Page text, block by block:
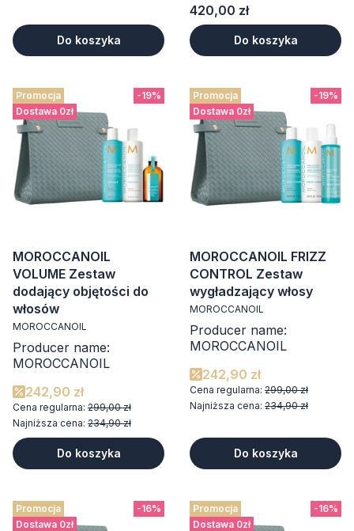
Do koszyka
Cena
420,00 zł
Do koszyka
-19%
Promocja
Dostawa 0zł
MOROCCANOIL
VOLUME Zestaw
dodający objętości do
włosów
MOROCCANOIL
Producer name:
MOROCCANOIL
242,90 zł
Cena regularna: 299,00 zł
Najniższa cena: 234,90 zł
Do koszyka
-19%
Promocja
Dostawa 0zł
MOROCCANOIL FRIZZ
CONTROL Zestaw
wygładzający włosy
MOROCCANOIL
Producer name:
MOROCCANOIL
242,90 zł
Cena regularna: 299,00 zł
Najniższa cena: 234,90 zł
Do koszyka
-16%
Promocja
Dostawa 0zł
-16%
Promocja
Dostawa 0zł